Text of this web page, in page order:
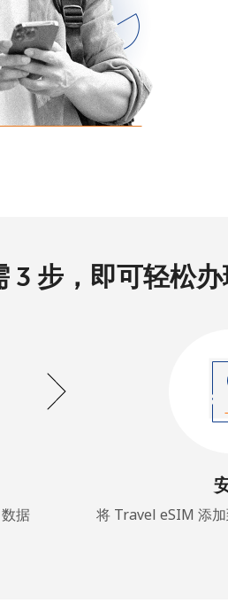
3 步，即可轻松
据
将 Travel eSIM 添